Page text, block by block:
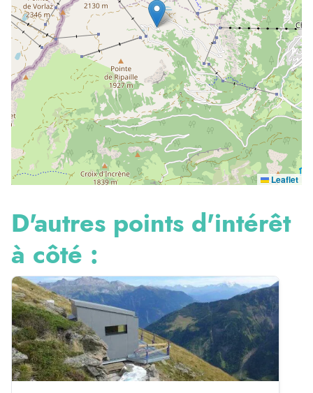
Leaflet
D'autres points d'intérêt
à côté :